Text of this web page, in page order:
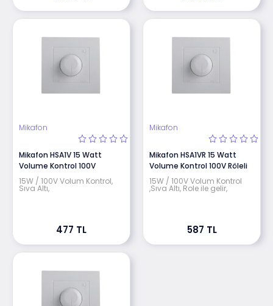
Mikafon
Mikafon HSA1V 15 Watt
Volume Kontrol 100V
15W / 100V Volum Kontrol,
Sıva Altı,
477 TL
Mikafon
Mikafon HSA1VR 15 Watt
Volume Kontrol 100V Röleli
15W / 100V Volum Kontrol
,Sıva Altı, Role ile gelir,
587 TL